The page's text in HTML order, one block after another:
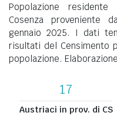
Popolazione
Cosenza proveniente
gennaio 2025. I dati
risultati del Censimento
popolazione.
17
Austriaci in prov. di CS